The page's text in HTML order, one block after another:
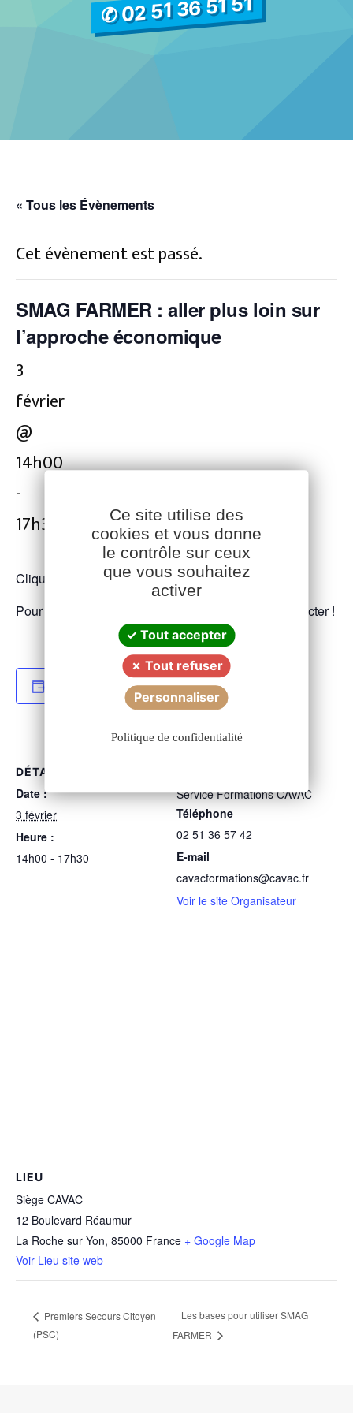
✆ 02 51 36 51 51
« Tous les Évènements
Cet évènement est passé.
SMAG FARMER : aller plus loin sur
l’approche économique
3
février
@
14h00
-
17h30
Cliquez
pour les détails de la formation.
Pour tout renseignement, n’hésitez pas à nous contacter !
JE SOUHAITE EN SAVOIR + OU M'INSCRIRE
DÉTAILS
Date :
3 février
Heure :
14h00 - 17h30
Service Formations CAVAC
Téléphone
02 51 36 57 42
E-mail
cavacformations@cavac.fr
Voir le site Organisateur
LIEU
Siège CAVAC
12 Boulevard Réaumur
La Roche sur Yon, 85000 France + Google Map
Voir Lieu site web
Premiers Secours Citoyen
(PSC)
Les bases pour utiliser SMAG
FARMER
Facebook
YouTube
LinkedIn
Ce site utilise des
cookies et vous donne
le contrôle sur ceux
que vous souhaitez
activer
Tout accepter
Tout refuser
Personnaliser
Politique de confidentialité